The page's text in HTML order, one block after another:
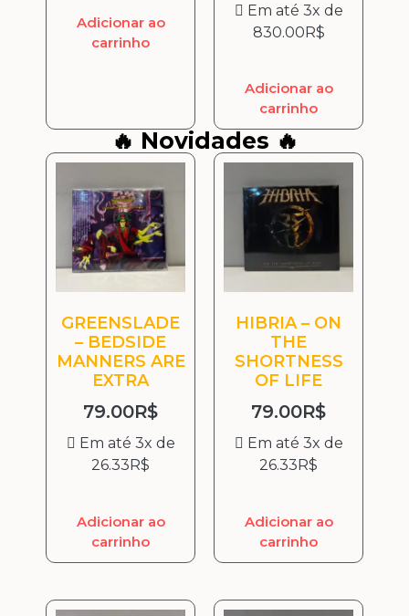
Adicionar ao
carrinho
Em até 3x de
830.00R$
Adicionar ao
carrinho
🔥 Novidades 🔥
GREENSLADE
– BEDSIDE
MANNERS ARE
EXTRA
79.00R$
Em até 3x de
26.33 R$
Adicionar ao
carrinho
HIBRIA – ON
THE
SHORTNESS
OF LIFE
79.00R$
Em até 3x de
26.33 R$
Adicionar ao
carrinho